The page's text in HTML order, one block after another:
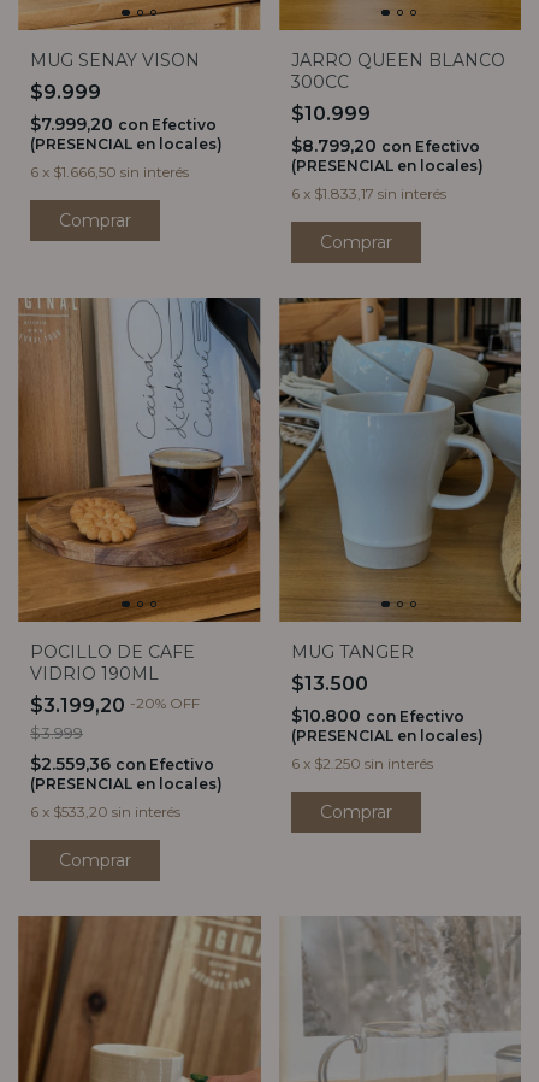
MUG SENAY VISON
$9.999
$7.999,20 con Efectivo
(PRESENCIAL en locales)
6 x $1.666,50 sin interés
JARRO QUEEN BLANCO
300CC
$10.999
$8.799,20 con Efectivo
(PRESENCIAL en locales)
6 x $1.833,17 sin interés
POCILLO DE CAFE
VIDRIO 190ML
$3.199,20 -20% OFF
$3.999
$2.559,36 con Efectivo
(PRESENCIAL en locales)
6 x $533,20 sin interés
MUG TANGER
$13.500
$10.800 con Efectivo
(PRESENCIAL en locales)
6 x $2.250 sin interés